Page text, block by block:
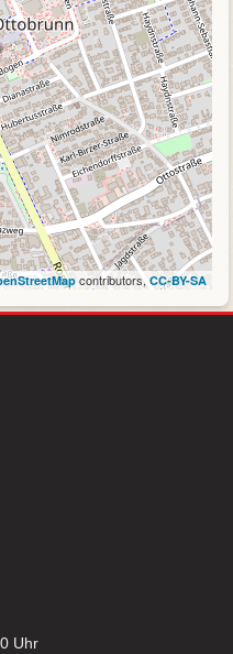
contributors, CC-BY-SA
Uhr